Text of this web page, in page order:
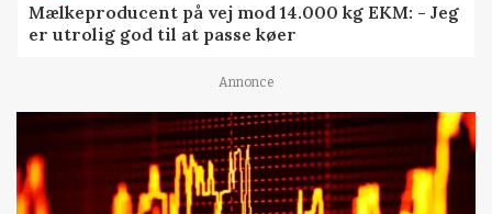
Mælkeproducent på vej mod 14.000 kg EKM: - Jeg
er utrolig god til at passe køer
Annonce